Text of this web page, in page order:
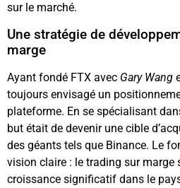
sur le marché.
Une stratégie de
marge
Ayant fondé FTX avec Gary Wang
toujours envisagé un
plateforme. En se spécialisant
but était de devenir une cible
des géants tels que Binance. Le
vision claire : le trading sur marge
croissance significatif dans le